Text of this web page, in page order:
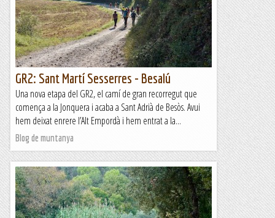
GR2: Sant Martí Sesserres - Besalú
Una nova etapa del GR2, el camí de gran recorregut que
comença a la Jonquera i acaba a Sant Adrià de Besòs. Avui
hem deixat enrere l’Alt Empordà i hem entrat a la...
Blog de muntanya